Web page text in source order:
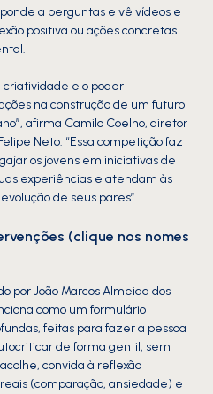
a perguntas e vê vídeos e
positiva ou ações concretas
criatividade e o poder
na construção de um futuro
afirma Camilo Coelho, diretor
Neto. “Essa competição faz
os jovens em iniciativas de
experiências e atendam às
de seus pares”.
(clique nos nomes
por João Marcos Almeida dos
como um formulário
feitas para fazer a pessoa
de forma gentil, sem
convida à reflexão
(comparação, ansiedade) e